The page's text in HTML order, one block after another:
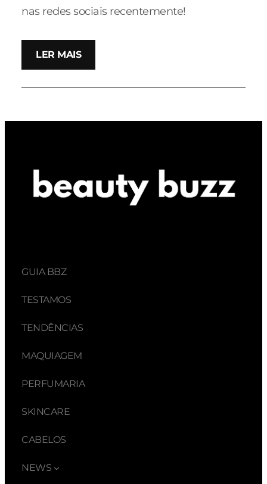
nas redes sociais recentemente!
LER MAIS
GUIA BBZ
TESTAMOS
TENDÊNCIAS
MAQUIAGEM
PERFUMARIA
SKINCARE
CABELOS
NEWS